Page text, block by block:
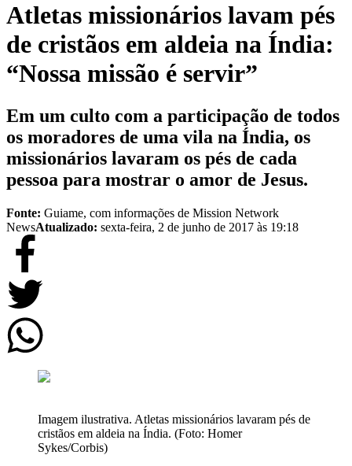
Atletas missionários lavam pés
de cristãos em aldeia na Índia:
“Nossa missão é servir”
Em um culto com a participação de todos
os moradores de uma vila na Índia, os
missionários lavaram os pés de cada
pessoa para mostrar o amor de Jesus.
Fonte: Guiame, com informações de Mission Network
NewsAtualizado: sexta-feira, 2 de junho de 2017 às 19:18
Imagem ilustrativa. Atletas missionários lavaram pés de
cristãos em aldeia na Índia. (Foto: Homer
Sykes/Corbis)